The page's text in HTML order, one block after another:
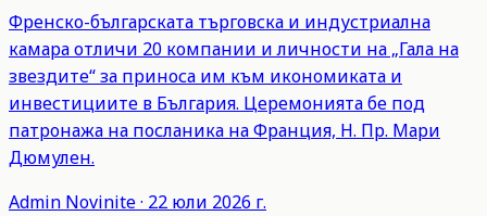
Френско-българската търговска и индустриална
камара отличи 20 компании и личности на „Гала на
звездите“ за приноса им към икономиката и
инвестициите в България. Церемонията бе под
патронажа на посланика на Франция, Н. Пр. Мари
Дюмулен.
Admin Novinite· 22 юли 2026 г.